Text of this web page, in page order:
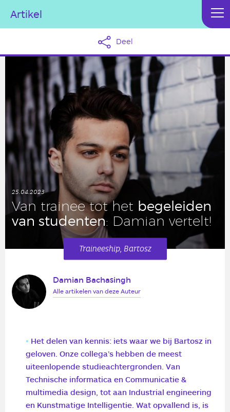
Artikel
Deel
Van trainee tot het be­ge­lei­den
van stu­den­ten: Damian vertelt!
25.04.2023
Traineeship, Bartosz
Het delen van kennis: iets waar we bij Bartosz in
geloven. Onze collega’s hebben de meest
uiteenlopende studieachtergronden. Van
Technische informatica en Communicatie &
multimedia design, tot aan Industrial engineering
en Kunstmatige Intelligentie. Wat opvallend is, is
Damian Bachasingh
Alle artikelen van deze Auteur